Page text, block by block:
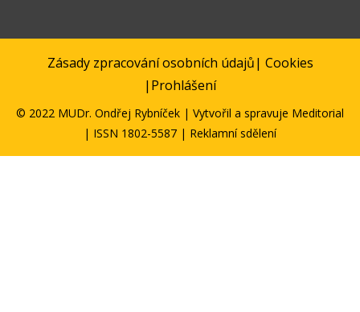
Zásady zpracování osobních údajů| Cookies
| Prohlášení
© 2022 MUDr. Ondřej Rybníček | Vytvořil a spravuje Meditorial
| ISSN 1802-5587 | Reklamní sdělení